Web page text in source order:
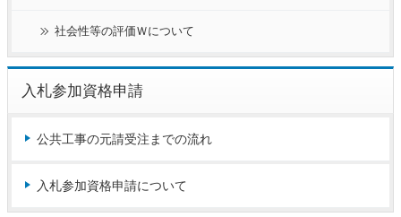
社会性等の評価Ｗについて
入札参加資格申請
公共工事の元請受注までの流れ
入札参加資格申請について